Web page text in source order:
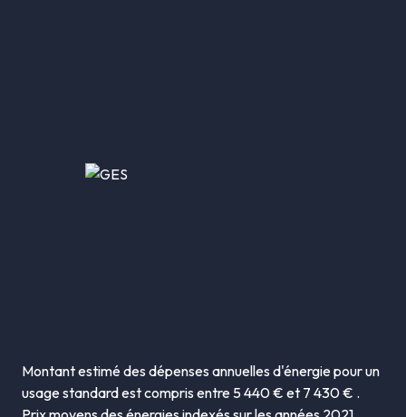
Montant estimé des dépenses annuelles d'énergie pour un
usage standard est compris entre 5 440 € et 7 430 € .